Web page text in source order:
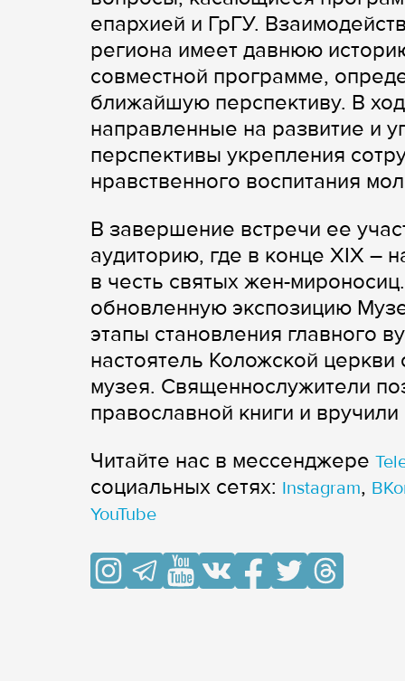
епархией и ГрГУ.
региона имеет давнюю
совместной программе,
ближайшую перспективу. В
направленные на развитие и
перспективы укрепления
нравственного воспитания
В завершение встречи ее
аудиторию, где в конце XIX –
в честь святых жен-
обновленную экспозицию
этапы становления главного
настоятель Коложской церкви
музея. Священнослужители
православной книги и
Читайте нас в мессенджере
cоциальных сетях: Instagram,
YouTube